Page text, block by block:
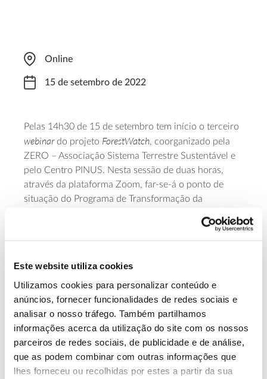
Este website utiliza cookies
Utilizamos cookies para personalizar conteúdo e
anúncios, fornecer funcionalidades de redes sociais e
analisar o nosso tráfego. Também partilhamos
informações acerca da utilização do site com os nossos
parceiros de redes sociais, de publicidade e de análise,
que as podem combinar com outras informações que
lhes forneceu ou recolhidas por estes a partir da sua
Online
15 de setembro de 2022
Pelas 14h30 de 15 de setembro tem início o terceiro
webinardo projeto ForestWatch, coorganizado pela
ZERO – Associação Sistema Terrestre Sustentável e
pelo Centro PINUS. Nesta sessão de duas horas,
através da plataforma Zoom, far-se-á o ponto de
situação do Programa de Transformação da
contratos de Áreas Integradas de Gestão da
Paisagem. O projeto é apoiado pelo Programa
Liechtenstein e Noruega, e é, em Portugal, gerido
pela Fundação Calouste Gulbenkian, em consórcio
com a Fundação Bissaya Barreto. Mais informações
serão divulgadas brevemente.
Saiba mais sobre este webinar.